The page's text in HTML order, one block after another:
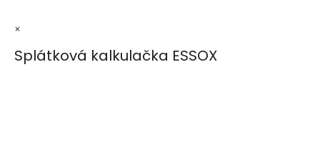
×
Splátková kalkulačka ESSOX